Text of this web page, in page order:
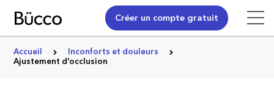
Créer un compte gratuit
Accueil
Inconforts et douleurs
Ajustement d’occlusion